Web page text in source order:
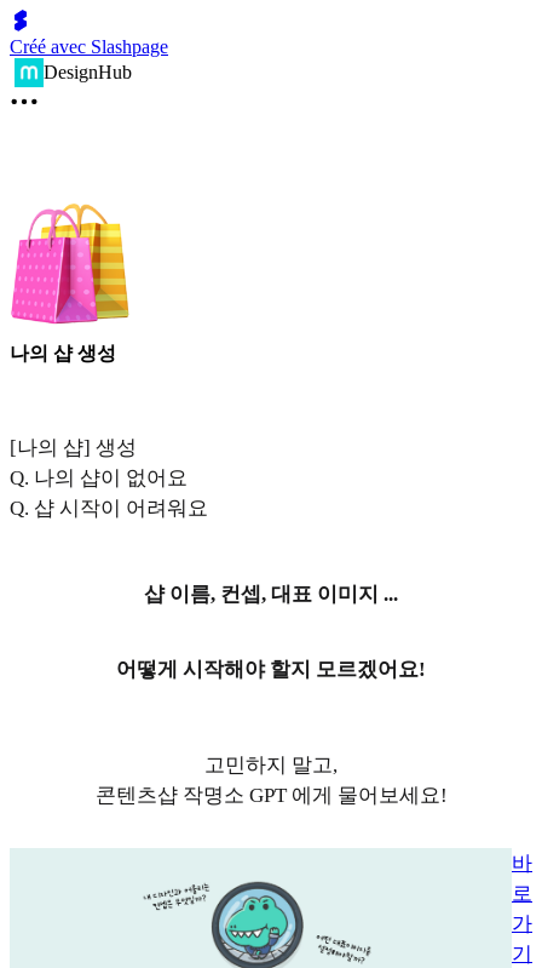
Créé avec Slashpage
DesignHub
나의 샵 생성
[나의 샵] 생성
Q. 나의 샵이 없어요
Q. 샵 시작이 어려워요
샵 이름, 컨셉, 대표 이미지 ...
어떻게 시작해야 할지 모르겠어요!
고민하지 말고,
콘텐츠샵 작명소 GPT 에게 물어보세요!
바
로
가
기